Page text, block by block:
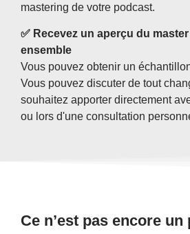
mastering de votre podcast.
✅ Recevez un aperçu du
ensemble
Vous pouvez obtenir un
Vous pouvez discuter de tout
souhaitez apporter directement
ou lors d'une consultation
Ce n’est pas encore un